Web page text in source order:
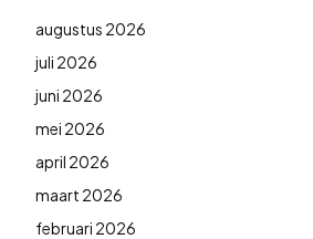
augustus 2026
juli 2026
juni 2026
mei 2026
april 2026
maart 2026
februari 2026